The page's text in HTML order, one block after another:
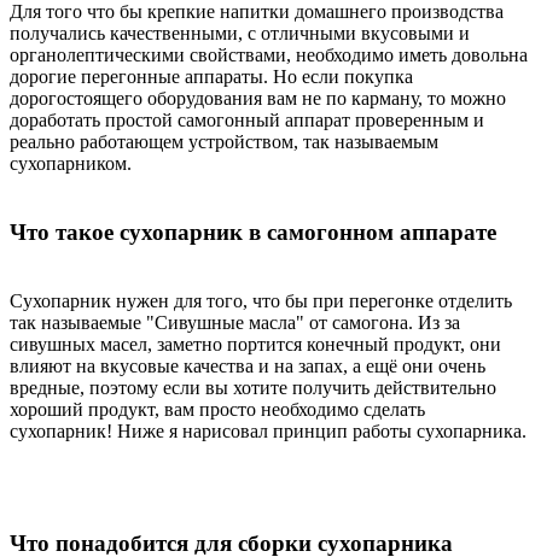
Для того что бы крепкие напитки домашнего производства
получались качественными, с отличными вкусовыми и
органолептическими свойствами, необходимо иметь довольна
дорогие перегонные аппараты. Но если покупка
дорогостоящего оборудования вам не по карману, то можно
доработать простой самогонный аппарат проверенным и
реально работающем устройством, так называемым
сухопарником.
Что такое сухопарник в самогонном аппарате
Сухопарник нужен для того, что бы при перегонке отделить
так называемые "Сивушные масла" от самогона. Из за
сивушных масел, заметно портится конечный продукт, они
влияют на вкусовые качества и на запах, а ещё они очень
вредные, поэтому если вы хотите получить действительно
хороший продукт, вам просто необходимо сделать
сухопарник! Ниже я нарисовал принцип работы сухопарника.
Что понадобится для сборки сухопарника